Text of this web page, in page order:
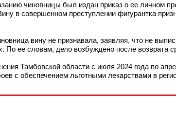
чиновницы был издан приказ о ее личном
в совершенном преступлении фигурантка
вину не признавала, заявляя, что не
По ее словам, дело возбуждено после возврата
Тамбовской области с июля 2024 года по
с обеспечением льготными лекарствами в